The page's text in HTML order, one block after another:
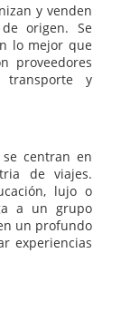
y venden
origen. Se
lo mejor que
proveedores
transporte y
se centran en
de viajes.
lujo o
a un grupo
un profundo
experiencias